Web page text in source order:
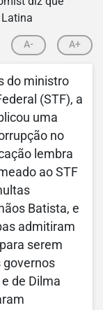
A- A+
do ministro
(STF), a
uma
no
lembra
ao STF
Batista, e
admitiram
serem
governos
de Dilma